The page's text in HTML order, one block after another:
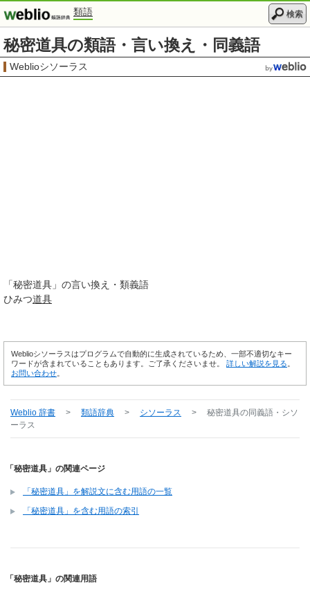
類語 検索
秘密道具の類語・言い換え・同義語
Weblioシソーラス
「秘密道具 」の言い換え・類義語
ひみつ道具
Weblioシソーラスはプログラムで自動的に生成されているため、一部不適切なキー
ワードが含まれていることもあります。ご了承くださいませ。 詳しい解説を見る
お問い合わせ
Weblio 辞書 > 類語辞典 > シソーラス > 秘密道具の同義語・シソ
ーラス
「秘密道具」の関連ページ
「秘密道具」を解説文に含む用語の一覧
「秘密道具」を含む用語の索引
「秘密道具」の関連用語